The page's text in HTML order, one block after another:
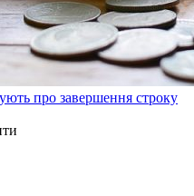
про завершення строку